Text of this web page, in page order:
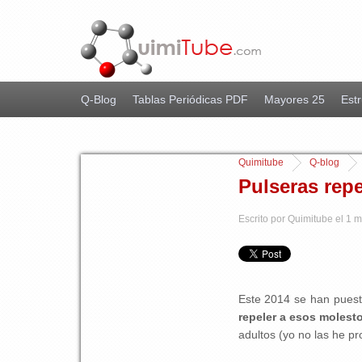
Q-Blog Tablas Periódicas PDF Mayores 25
Quimitube Q-blog
Pulseras
Escrito por Quimitube el 1
Este 2014 se han
repeler a esos
adultos (yo no las he